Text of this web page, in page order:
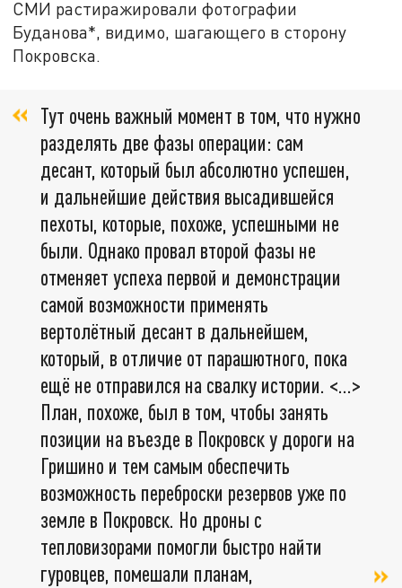
СМИ растиражировали фотографии
Буданова*, видимо, шагающего в сторону
Покровска.
Тут очень важный момент в том, что нужно
разделять две фазы операции: сам
десант, который был абсолютно успешен,
и дальнейшие действия высадившейся
пехоты, которые, похоже, успешными не
были. Однако провал второй фазы не
отменяет успеха первой и демонстрации
самой возможности применять
вертолётный десант в дальнейшем,
который, в отличие от парашютного, пока
ещё не отправился на свалку истории. <…>
План, похоже, был в том, чтобы занять
позиции на въезде в Покровск у дороги на
Гришино и тем самым обеспечить
возможность переброски резервов уже по
земле в Покровск. Но дроны с
тепловизорами помогли быстро найти
гуровцев, помешали планам,